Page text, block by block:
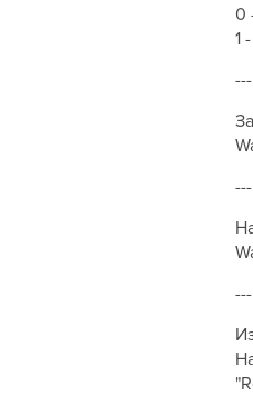
0
1
---
---
---